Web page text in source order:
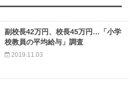
副校長42万円、校長45万円…「小学
校教員の平均給与」調査
2019.11.03